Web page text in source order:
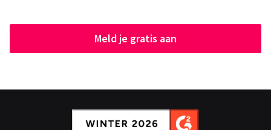
Meld je gratis aan